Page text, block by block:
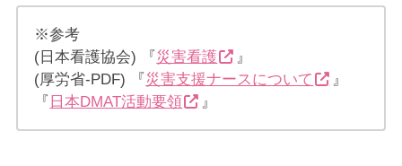
※参考
(日本看護協会) 『災害看護
』
(厚労省-PDF) 『災害支援ナースについて
』
『 日本DMAT活動要領 』